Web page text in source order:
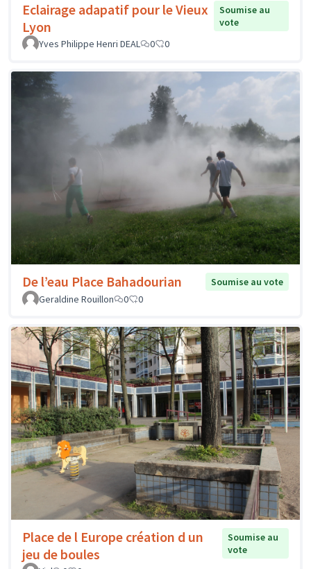
Eclairage adapatif pour le Vieux
Lyon
Soumise au
vote
Yves Philippe Henri DEAL
0 0
De l’eau Place Bahadourian
Soumise au vote
Geraldine Rouillon
0 0
Place de l Europe création d un
jeu de boules
Soumise au
vote